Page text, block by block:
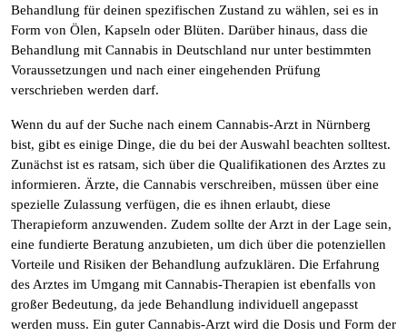
Behandlung für deinen spezifischen Zustand zu wählen, sei es in
Form von Ölen, Kapseln oder Blüten. Darüber hinaus, dass die
Behandlung mit Cannabis in Deutschland nur unter bestimmten
Voraussetzungen und nach einer eingehenden Prüfung
verschrieben werden darf.
Wenn du auf der Suche nach einem Cannabis-Arzt in Nürnberg
bist, gibt es einige Dinge, die du bei der Auswahl beachten solltest.
Zunächst ist es ratsam, sich über die Qualifikationen des Arztes zu
informieren. Ärzte, die Cannabis verschreiben, müssen über eine
spezielle Zulassung verfügen, die es ihnen erlaubt, diese
Therapieform anzuwenden. Zudem sollte der Arzt in der Lage sein,
eine fundierte Beratung anzubieten, um dich über die potenziellen
Vorteile und Risiken der Behandlung aufzuklären. Die Erfahrung
des Arztes im Umgang mit Cannabis-Therapien ist ebenfalls von
großer Bedeutung, da jede Behandlung individuell angepasst
werden muss. Ein guter Cannabis-Arzt wird die Dosis und Form der